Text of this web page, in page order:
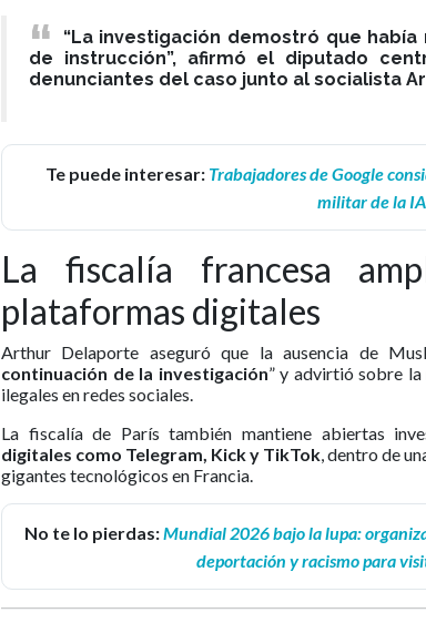
“La investigación demostró que
de instrucción”, afirmó el diputado
denunciantes del caso junto al socialista
Te puede interesar: Trabajadores de Google
militar de la IA
La fiscalía francesa
plataformas digitales
Arthur Delaporte aseguró que la ausencia de
continuación de la investigación” y advirtió sobre
ilegales en redes sociales.
La fiscalía de París también mantiene abiertas
digitales como Telegram, Kick y TikTok, dentro de
gigantes tecnológicos en Francia.
No te lo pierdas:Mundial 2026 bajo la lupa:
deportación y racismo para